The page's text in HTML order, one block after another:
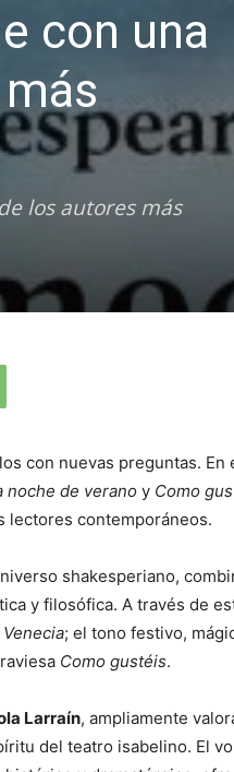
con una
los autores más
con nuevas preguntas. En
noche de verano y Como
lectores contemporáneos.
shakesperiano,
y filosófica. A través de
; el tono festivo,
Como gustéis.
Larraín, ampliamente
del teatro isabelino. El